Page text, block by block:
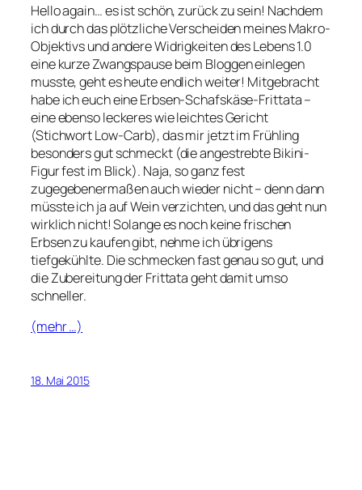
Hello again… es ist schön, zurück zu sein! Nachdem
ich durch das plötzliche Verscheiden meines Makro-
Objektivs und andere Widrigkeiten des Lebens 1.0
eine kurze Zwangspause beim Bloggen einlegen
musste, geht es heute endlich weiter! Mitgebracht
habe ich euch eine Erbsen-Schafskäse-Frittata –
eine ebenso leckeres wie leichtes Gericht
(Stichwort Low-Carb), das mir jetzt im Frühling
besonders gut schmeckt (die angestrebte Bikini-
Figur fest im Blick). Naja, so ganz fest
zugegebenermaßen auch wieder nicht – denn dann
müsste ich ja auf Wein verzichten, und das geht nun
wirklich nicht! Solange es noch keine frischen
Erbsen zu kaufen gibt, nehme ich übrigens
tiefgekühlte. Die schmecken fast genau so gut, und
die Zubereitung der Frittata geht damit umso
schneller.
(mehr …)
18. Mai 2015